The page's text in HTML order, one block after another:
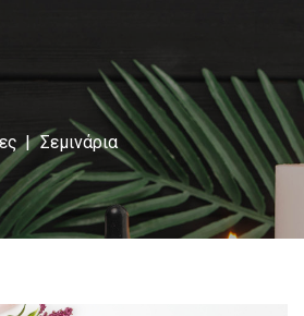
Σεμινάρια